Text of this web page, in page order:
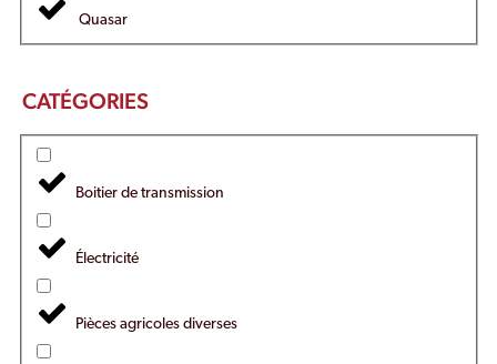
Quasar
CATÉGORIES
Boitier de transmission
Électricité
Pièces agricoles diverses